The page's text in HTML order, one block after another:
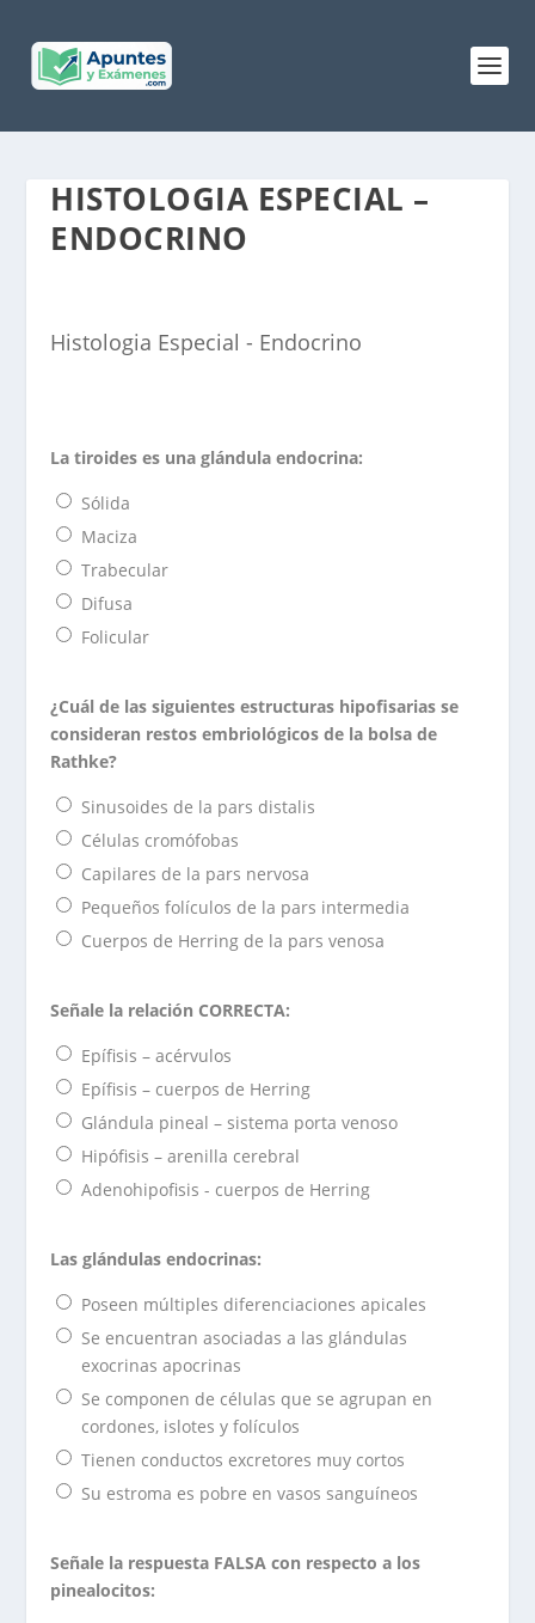
HISTOLOGIA ESPECIAL –
ENDOCRINO
Histologia Especial - Endocrino
La tiroides es una glándula endocrina:
Sólida
Maciza
Trabecular
Difusa
Folicular
¿Cuál de las siguientes estructuras hipofisarias se
consideran restos embriológicos de la bolsa de
Rathke?
Sinusoides de la pars distalis
Células cromófobas
Capilares de la pars nervosa
Pequeños folículos de la pars intermedia
Cuerpos de Herring de la pars venosa
Señale la relación CORRECTA:
Epífisis – acérvulos
Epífisis – cuerpos de Herring
Glándula pineal – sistema porta venoso
Hipófisis – arenilla cerebral
Adenohipofisis - cuerpos de Herring
Las glándulas endocrinas:
Poseen múltiples diferenciaciones apicales
Se encuentran asociadas a las glándulas
exocrinas apocrinas
Se componen de células que se agrupan en
cordones, islotes y folículos
Tienen conductos excretores muy cortos
Su estroma es pobre en vasos sanguíneos
Señale la respuesta FALSA con respecto a los
pinealocitos: